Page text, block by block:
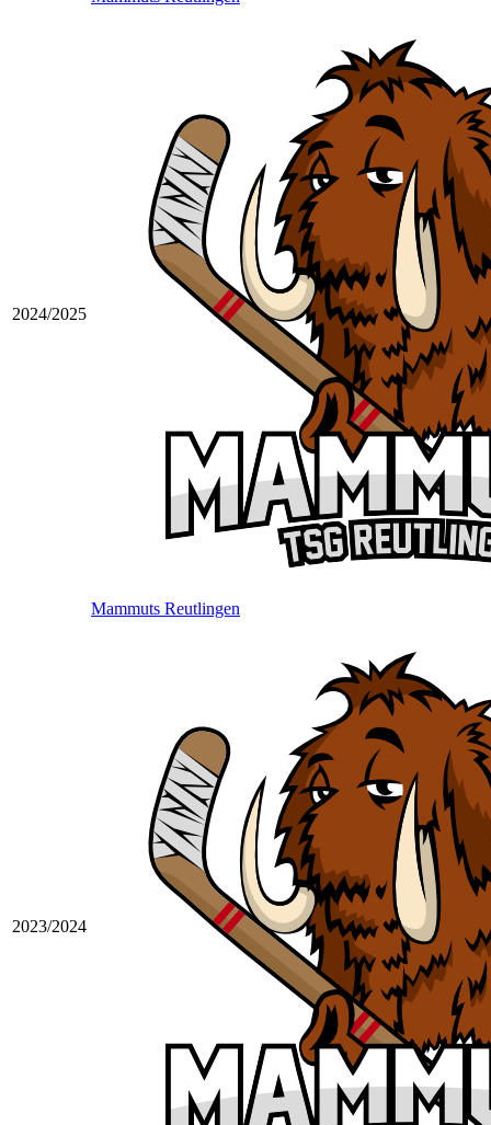
2024/2025
Mammuts Reutlingen
2023/2024